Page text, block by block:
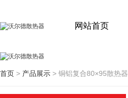
网站首页
首页 > 产品展示 > 铜铝复合80×95散热器